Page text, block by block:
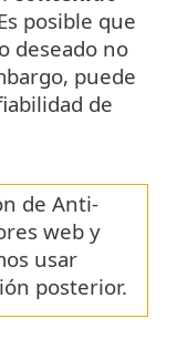
posible que
deseado no
puede
de
de Anti-
web y
usar
posterior.